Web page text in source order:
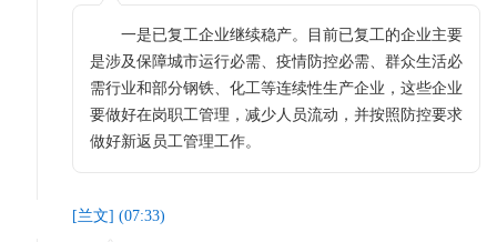
一是已复工企业继续稳产。目前已复工的企业主要
是涉及保障城市运行必需、疫情防控必需、群众生活必
需行业和部分钢铁、化工等连续性生产企业，这些企业
要做好在岗职工管理，减少人员流动，并按照防控要求
做好新返员工管理工作。
[兰文] (07:33)